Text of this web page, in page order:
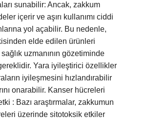
sunabilir: Ancak, zakkum
içerir ve aşırı kullanımı ciddi
yol açabilir. Bu nedenle,
elde edilen ürünleri
uzmanının gözetiminde
Yara iyileştirici özellikler
iyileşmesini hızlandırabilir
onarabilir. Kanser hücreleri
: Bazı araştırmalar, zakkumun
üzerinde sitotoksik etkiler